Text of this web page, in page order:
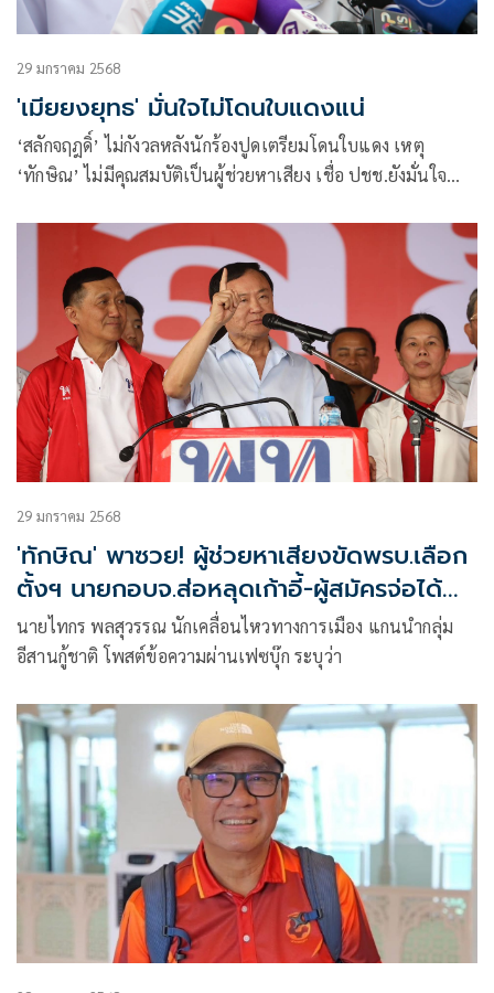
29 มกราคม 2568
'เมียยงยุทธ' มั่นใจไม่โดนใบแดงแน่
‘สลักจฤฎดิ์’ ไม่กังวลหลังนักร้องปูดเตรียมโดนใบแดง เหตุ
‘ทักษิณ’ ไม่มีคุณสมบัติเป็นผู้ช่วยหาเสียง เชื่อ ปชช.ยังมั่นใจ
29 มกราคม 2568
'ทักษิณ' พาซวย! ผู้ช่วยหาเสียงขัดพรบ.เลือก
ตั้งฯ นายกอบจ.ส่อหลุดเก้าอี้-ผู้สมัครจ่อได้
ใบแดง
นายไทกร พลสุวรรณ นักเคลื่อนไหวทางการเมือง แกนนำกลุ่ม
อีสานกู้ชาติ โพสต์ข้อความผ่านเฟซบุ๊ก ระบุว่า